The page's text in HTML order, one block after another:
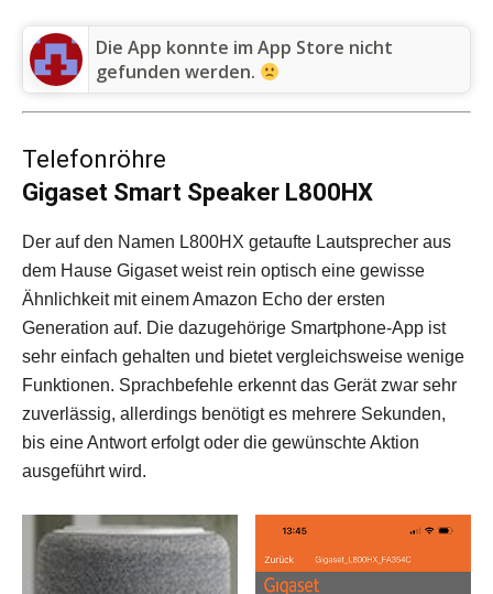
Die App konnte im App Store nicht
gefunden werden.
Telefonröhre
Gigaset Smart Speaker L800HX
Der auf den Namen L800HX getaufte Lautsprecher aus
dem Hause Gigaset weist rein optisch eine gewisse
Ähnlichkeit mit einem Amazon Echo der ersten
Generation auf. Die dazugehörige Smartphone-App ist
sehr einfach gehalten und bietet vergleichsweise wenige
Funktionen. Sprachbefehle erkennt das Gerät zwar sehr
zuverlässig, allerdings benötigt es mehrere Sekunden,
bis eine Antwort erfolgt oder die gewünschte Aktion
ausgeführt wird.